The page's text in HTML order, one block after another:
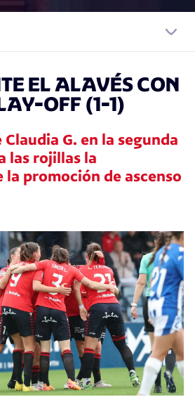
EL ALAVÉS CON
OFF (1-1)
Claudia G. en la segunda
las rojillas la
promoción de ascenso